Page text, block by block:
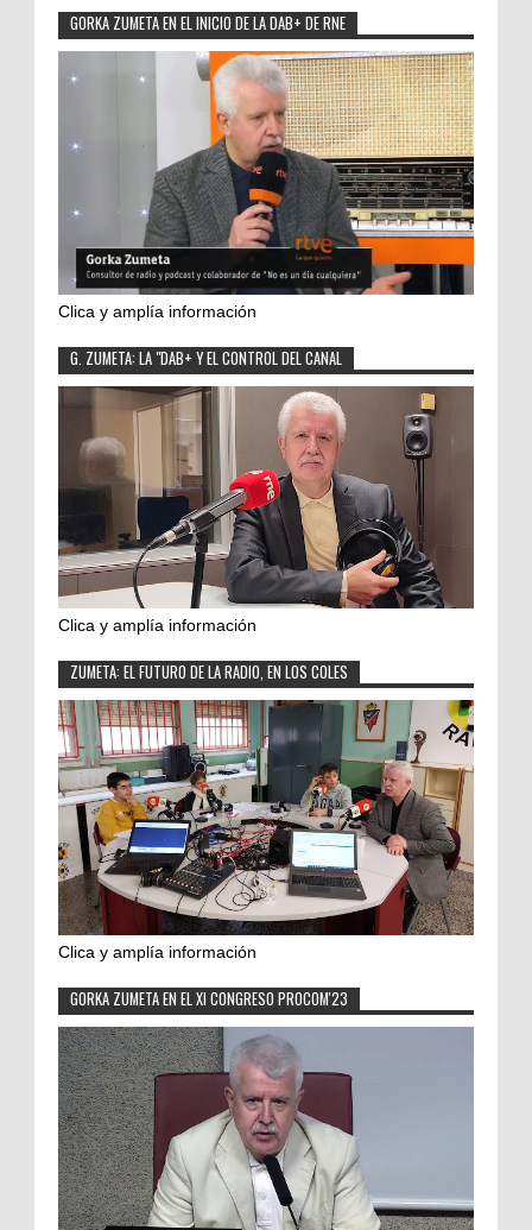
GORKA ZUMETA EN EL INICIO DE LA DAB+ DE RNE
Clica y amplía información
G. ZUMETA: LA "DAB+ Y EL CONTROL DEL CANAL
Clica y amplía información
ZUMETA: EL FUTURO DE LA RADIO, EN LOS COLES
Clica y amplía información
GORKA ZUMETA EN EL XI CONGRESO PROCOM'23